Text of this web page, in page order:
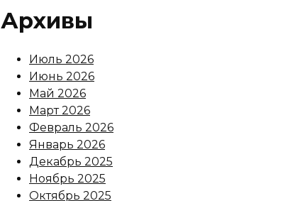
Архивы
Июль 2026
Июнь 2026
Май 2026
Март 2026
Февраль 2026
Январь 2026
Декабрь 2025
Ноябрь 2025
Октябрь 2025